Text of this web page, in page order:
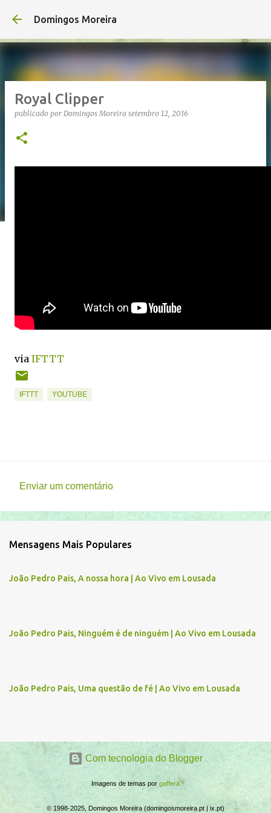
Avançar para o conteúdo principal
Domingos Moreira
Royal Clipper
publicado por Domingos Moreira setembro 12, 2016
via IFTTT
IFTTT YOUTUBE
e
t
i
Enviar um comentário
Mensagens Mais Populares
João Pedro Pais, A nossa hora | Ao Vivo em Lousada
João Pedro Pais, Ninguém é de ninguém | Ao Vivo em Lousada
João Pedro Pais, Uma questão de fé | Ao Vivo em Lousada
Com tecnologia do Blogger
Imagens de temas por gaffera
© 1998-2025, Domingos Moreira (domingosmoreira.pt | ix.pt)